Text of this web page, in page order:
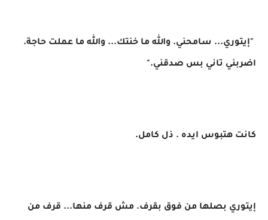
"إيتوري... سامحني. والله ما خنتك... والله ما عملت حاجة.
اضربني تاني بس صدقني."
كانت هتبوس ايده . ذل كامل.
إيتوري بصلها من فوق بقرف. مش قرف منها... قرف من